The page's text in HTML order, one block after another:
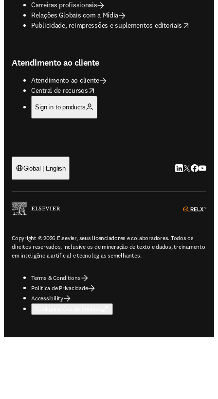
Carreiras profissionais
Relações Globais com a Mídia
Publicidade, reimpressões e suplementos editoriais
opens in new tab/window
Atendimento ao cliente
Atendimento ao cliente
Central de recursos
opens in new tab/window
Sign in to products
Global | English LinkedIn abre
Twitter
Copyright © 2026 Elsevier, seus licenciadores e colaboradores. Todos os
direitos reservados, inclusive os de mineração de texto e dados, treinamento
em inteligência artificial e tecnologias semelhantes.
Terms & Conditions
Política de Privacidade
Accessibility